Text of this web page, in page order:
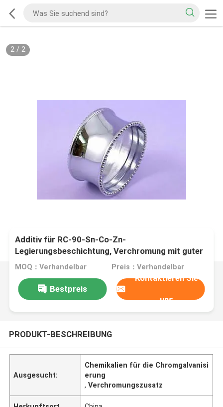
2/ 2
Additiv für RC-90-Sn-Co-Zn-
Legierungsbeschichtung, Verchromung mit guter
Deckung
MOQ：Verhandelbar Preis：Verhandelbar
Bestpreis
Kontaktieren Sie
uns
PRODUKT-BESCHREIBUNG
Ausgesucht:
Chemikalien für die Chromgalvanisi
erung
,Verchromungszusatz